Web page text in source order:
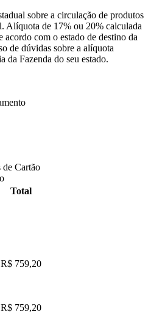
sobre a circulação de produtos
Alíquota de 17% ou 20% calculada
acordo com o estado de destino da
de dúvidas sobre a alíquota
da Fazenda do seu estado.
de Cartão
Total
R$ 759,20
R$ 759,20